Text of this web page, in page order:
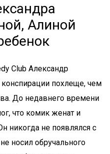
Алиной
Club Александр
похлеще, чем
До недавнего времени
что комик женат и
никогда не появлялся с
носил обручального